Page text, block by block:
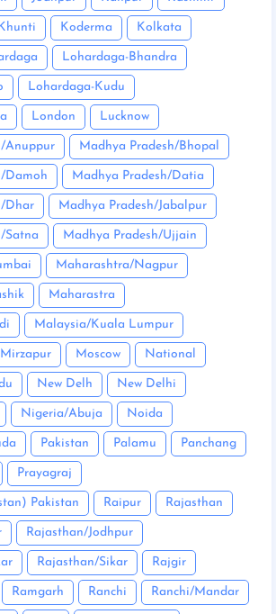
Koderma Kolkata
Lohardaga-Bhandra
Lohardaga-Kudu
London Lucknow
Anuppur Madhya Pradesh/Bhopal
Damoh Madhya Pradesh/Datia
Dhar Madhya Pradesh/Jabalpur
Satna Madhya Pradesh/Ujjain
Maharashtra/Nagpur
Maharastra
Malaysia/Kuala Lumpur
Mirzapur Moscow National
New Delh New Delhi
Nigeria/Abuja Noida
Pakistan Palamu Panchang
Prayagraj
Pakistan Raipur Rajasthan
Rajasthan/Jodhpur
Rajasthan/Sikar Rajgir
Ramgarh Ranchi Ranchi/Mandar